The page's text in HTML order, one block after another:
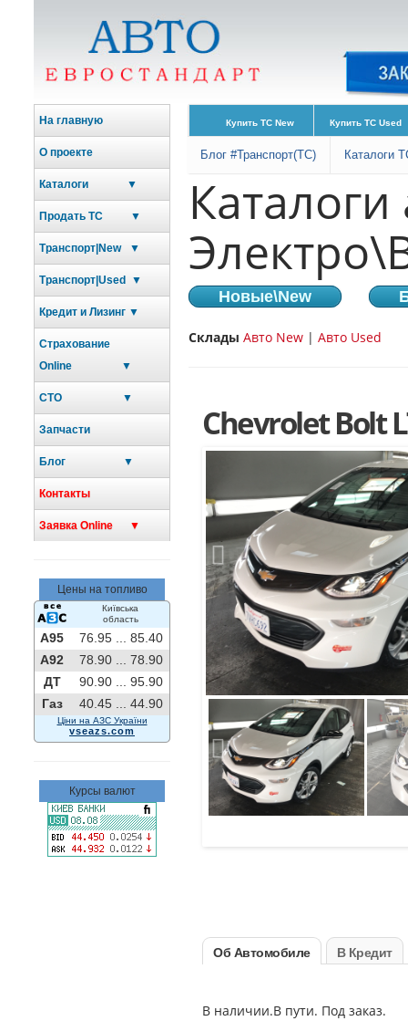
На главную
О проекте
Каталоги ▼
Продать ТС ▼
Транспорт|New ▼
Транспорт|Used ▼
Кредит и Лизинг ▼
Страхование
Online ▼
СТО ▼
Запчасти
Блог ▼
Контакты
Заявка Online ▼
Цены на топливо
Київська
область
A95 76.95 ...
85.40
A92
78.90 ...
78.90
ДТ
90.90 ...
95.90
Газ
40.45 ... 44.90
Ціни на АЗС України
vseazs.com
Курсы валют
Купить ТС New Купить ТС Used
Блог #Транспорт(ТС) Каталоги
Новые\New
Склады Авто New | Авто Used
Chevrolet Bolt
Previous
Previous
Об Автомобиле В Кредит
В наличии.В пути. Под заказ.